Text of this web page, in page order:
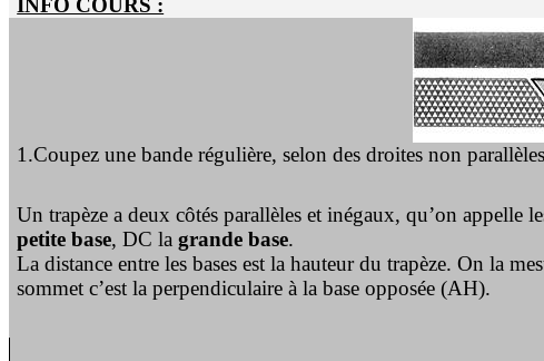
INFO COURS :
1.Coupez une bande régulière, selon des droites non
Un trapèze a deux côtés parallèles et inégaux, qu’on appelle
petite base, DC lagrande base.
La distance entre les bases est la hauteur du trapèze. On la
sommet c’est la perpen­diculaire à la base opposée (AH).